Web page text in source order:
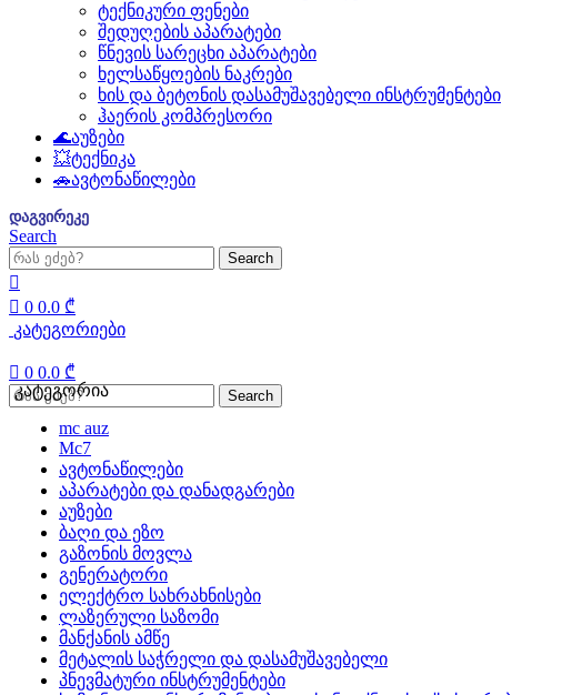
ტექნიკური ფენები
შედუღების აპარატები
წნევის სარეცხი აპარატები
ხელსაწყოების ნაკრები
ხის და ბეტონის დასამუშავებელი ინსტრუმენტები
ჰაერის კომპრესორი
🌊აუზები
💥ტექნიკა
🚗ავტონაწილები
დაგვირეკე
Search
Search
0 0.0 ₾
კატეგორიები
0 0.0 ₾
Search
კატეგორია
mc auz
Mc7
ავტონაწილები
აპარატები და დანადგარები
აუზები
ბაღი და ეზო
გაზონის მოვლა
გენერატორი
ელექტრო სახრახნისები
ლაზერული საზომი
მანქანის ამწე
მეტალის საჭრელი და დასამუშავებელი
პნევმატური ინსტრუმენტები